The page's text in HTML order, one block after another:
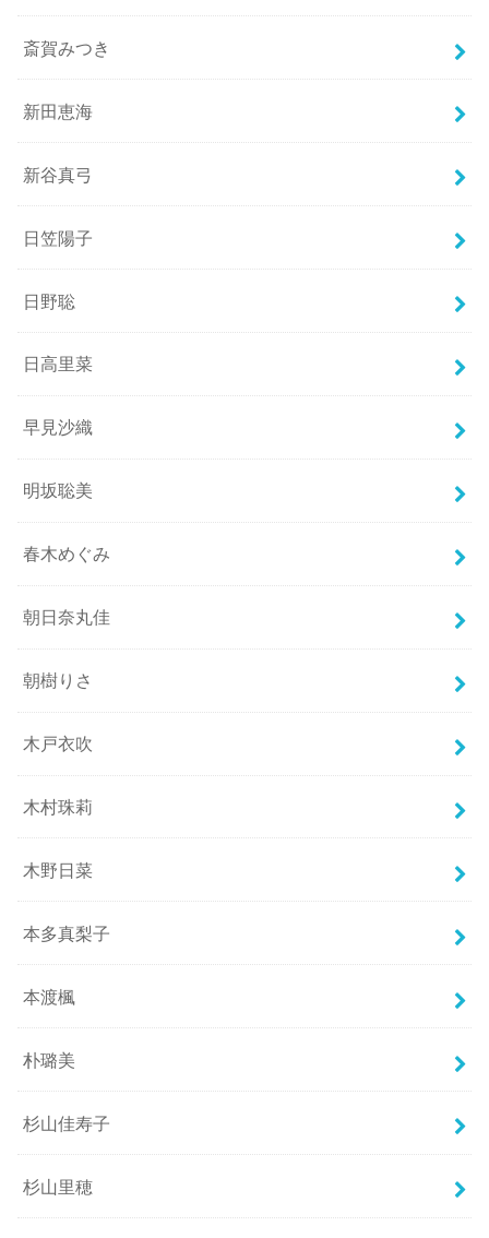
斎賀みつき
新田恵海
新谷真弓
日笠陽子
日野聡
日高里菜
早見沙織
明坂聡美
春木めぐみ
朝日奈丸佳
朝樹りさ
木戸衣吹
木村珠莉
木野日菜
本多真梨子
本渡楓
朴璐美
杉山佳寿子
杉山里穂